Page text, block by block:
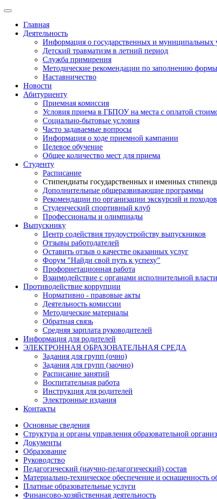
Главная
Деятельность
Информация о государственных и муниципальных
Детский травматизм в летний период
Служба примирения
Методические рекомендации по заполнению
Наставничество
Новости
Абитуриенту
Приемная комиссия
Условия приема в ГБПОУ на места с оплатой
Социально-бытовые условия
Часто задаваемые вопросы
Информация о ходе приемной кампании
Целевое обучение
Общее количество мест для приема
Студенту
Расписание
Стипендиаты государственных и именных
Дополнительные общеразвивающие программы
Рекомендации по организации экскурсий и походов
Студенческий спортивный клуб
Профессионалы и олимпиады
Выпускнику
Центр содействия трудоустройству выпускников
Отзывы работодателей
Оставить отзыв о качестве оказанных услуг
Форум "Найди свой путь к успеху"
Профориетационная работа
Взаимодействие с органами исполнительной власти
Противодействие коррупции
Нормативно - правовые акты
Деятельность комиссии
Методические материалы
Обратная связь
Средняя зарплата руководителей
Информация для родителей
ЭЛЕКТРОННАЯ ОБРАЗОВАТЕЛЬНАЯ СРЕДА
Задания для групп (очно)
Задания для групп (заочно)
Расписание занятий
Воспитательная работа
Инструкция для родителей
Электронные издания
Контакты
Основные сведения
Структура и органы управления образовательной
Документы
Образование
Руководство
Педагогический (научно-педагогический) состав
Материально-техническое обеспечение и оснащенность
Платные образовательные услуги
Финансово-хозяйственная деятельность